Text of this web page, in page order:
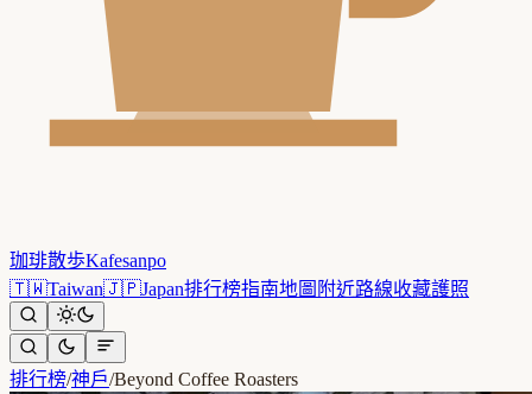
珈琲散歩Kafesanpo
🇹🇼Taiwan🇯🇵Japan排行榜指南地圖 附近路線收藏護照
排行榜/神戶/Beyond Coffee Roasters